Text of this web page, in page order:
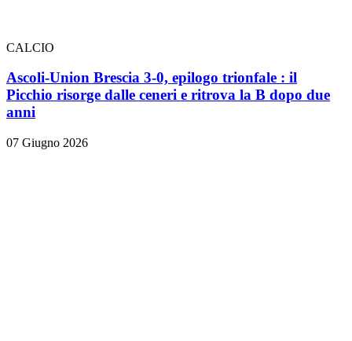
CALCIO
Ascoli-Union Brescia 3-0, epilogo trionfale : il
Picchio risorge dalle ceneri e ritrova la B dopo due
anni
07 Giugno 2026